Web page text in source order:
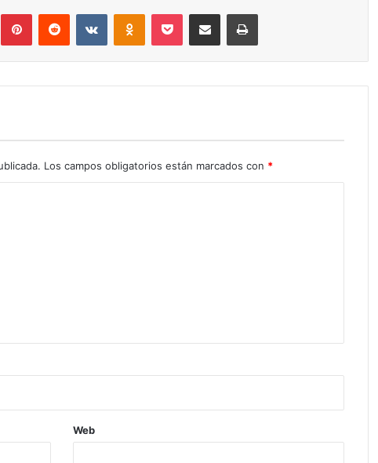
PinterestReddit VKontakteOdnoklassniki
Pocket Compartir por correo electrónicoImprimir
Los campos obligatorios están marcados con *
Web